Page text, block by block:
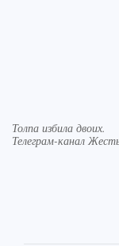
Толпа избила двоих.
Телеграм-канал